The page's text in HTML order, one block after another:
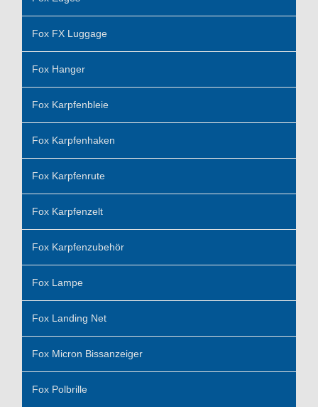
Fox FX Luggage
Fox Hanger
Fox Karpfenbleie
Fox Karpfenhaken
Fox Karpfenrute
Fox Karpfenzelt
Fox Karpfenzubehör
Fox Lampe
Fox Landing Net
Fox Micron Bissanzeiger
Fox Polbrille